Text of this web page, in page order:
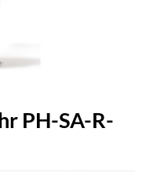
PH-SA-R-